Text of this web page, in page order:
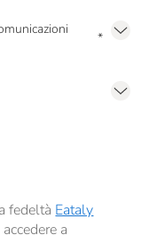
*
di consenso prestato ai
fedeltà Eataly
a